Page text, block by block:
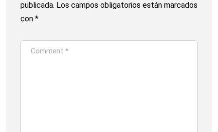
publicada. Los campos obligatorios están marcados
con *